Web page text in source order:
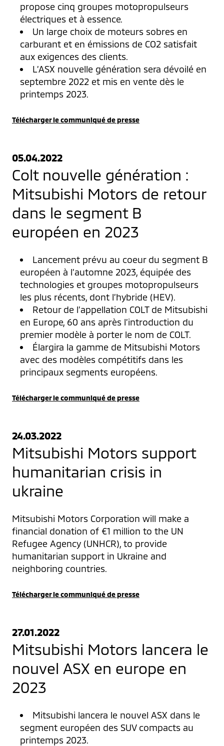
propose cinq groupes motopropulseurs
électriques et à essence.
Un large choix de moteurs sobres en
carburant et en émissions de CO2 satisfait
aux exigences des clients.
L’ASX nouvelle génération sera dévoilé en
septembre 2022 et mis en vente dès le
printemps 2023.
Télécharger le communiqué de presse
05.04.2022
Colt nouvelle génération :
Mitsubishi Motors de retour
dans le segment B
européen en 2023
Lancement prévu au coeur du segment B
européen à l’automne 2023, équipée des
technologies et groupes motopropulseurs
les plus récents, dont l’hybride (HEV).
Retour de l’appellation COLT de Mitsubishi
en Europe, 60 ans après l’introduction du
premier modèle à porter le nom de COLT.
Élargira la gamme de Mitsubishi Motors
avec des modèles compétitifs dans les
principaux segments européens.
Télécharger le communiqué de presse
24.03.2022
Mitsubishi Motors support
humanitarian crisis in
ukraine
Mitsubishi Motors Corporation will make a
financial donation of €1 million to the UN
Refugee Agency (UNHCR), to provide
humanitarian support in Ukraine and
neighboring countries.
Télécharger le communiqué de presse
27.01.2022
Mitsubishi Motors lancera le
nouvel ASX en europe en
2023
Mitsubishi lancera le nouvel ASX dans le
segment européen des SUV compacts au
printemps 2023.